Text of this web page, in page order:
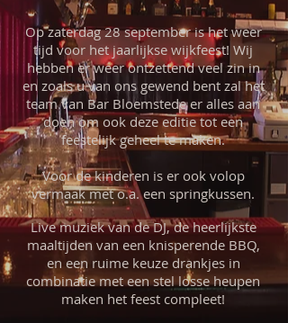
Op zaterdag 28 september is het weer
tijd voor het jaarlijkse wijkfeest! Wij
hebben er weer ontzettend veel zin in
en zoals u van ons gewend bent zal het
team van Bar Bloemstede er alles aan
doen om ook deze editie tot een
feestelijk geheel te maken.
Voor de kinderen is er ook volop
vermaak met o.a. een springkussen.
Live muziek van de DJ, de heerlijkste
maaltijden van een knisperende BBQ,
en een ruime keuze drankjes in
combinatie met een stel losse heupen
maken het feest compleet!